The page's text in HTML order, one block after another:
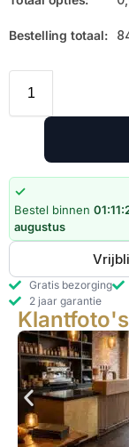
Bestelling totaal:
✓
Bestel binnen
augustus
Gratis bezorging
2 jaar garantie